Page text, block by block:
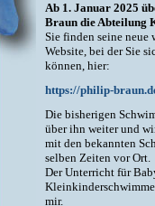
Ab 1. Januar 2025
Braun die Abteilung
Sie finden seine neue
Website, bei der Sie
können, hier:
https://philip-
Die bisherigen
über ihn weiter und
mit den bekannten
selben Zeiten vor Ort.
Der Unterricht für
mir.